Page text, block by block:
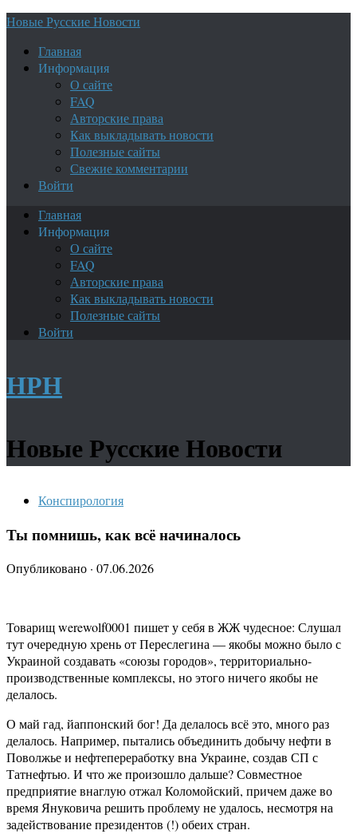
Новые Русские Новости
Главная
Информация
О сайте
FAQ
Авторские права
Как выкладывать новости
Полезные сайты
Свежие комментарии
Войти
Главная
Информация
О сайте
FAQ
Авторские права
Как выкладывать новости
Полезные сайты
Войти
НРН
Новые Русские Новости
Конспирология
Ты помнишь, как всё начиналось
Опубликовано · 07.06.2026
Товарищ werewolf0001 пишет у себя в ЖЖ чудесное: Слушал
тут очередную хрень от Переслегина — якобы можно было с
Украиной создавать «союзы городов», территориально-
производственные комплексы, но этого ничего якобы не
делалось.
О май гад, йаппонский бог! Да делалось всё это, много раз
делалось. Например, пытались объединить добычу нефти в
Поволжье и нефтепереработку вна Украине, создав СП с
Татнефтью. И что же произошло дальше? Совместное
предприятие внаглую отжал Коломойский, причем даже во
время Януковича решить проблему не удалось, несмотря на
задействование президентов (!) обеих стран.